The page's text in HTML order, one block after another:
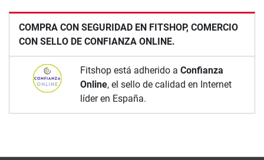
COMPRA CON SEGURIDAD EN FITSHOP, COMERCIO
CON SELLO DE CONFIANZA ONLINE.
Fitshop está adherido a Confianza
Online, el sello de calidad en Internet
líder en España.